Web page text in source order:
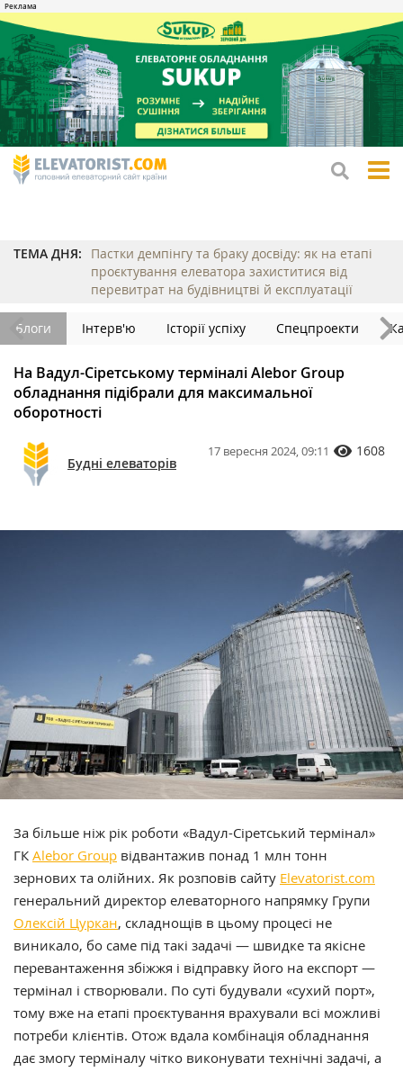
ТЕМА ДНЯ:
Пастки демпінгу та браку досвіду: як на етапі
проєктування елеватора захиститися від
перевитрат на будівництві й експлуатації
Блоги Інтерв'ю Історії успіху Спецпроекти
На Вадул-Сіретському терміналі Alebor Group
обладнання підібрали для максимальної
оборотності
Будні елеваторів
17 вересня 2024, 09:11 1608
За більше ніж рік роботи «Вадул-Сіретський термінал»
ГК Alebor Group відвантажив понад 1 млн тонн
зернових та олійних. Як розповів сайту Elevatorist.com
генеральний директор елеваторного напрямку Групи
Олексій Цуркан, складнощів в цьому процесі не
виникало, бо саме під такі задачі — швидке та якісне
перевантаження збіжжя і відправку його на експорт —
термінал і створювали. По суті будували «сухий порт»,
тому вже на етапі проєктування врахували всі можливі
потреби клієнтів. Отож вдала комбінація обладнання
дає змогу терміналу чітко виконувати технічні задачі, а